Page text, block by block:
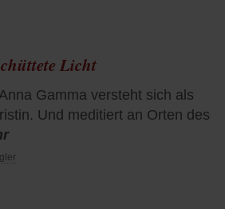
Licht
Gamma versteht sich als
Und meditiert an Orten des